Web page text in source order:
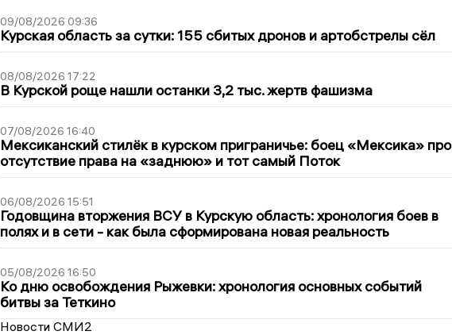
09/08/2026 09:36
Курская область за сутки: 155 сбитых дронов и артобстрелы сёл
08/08/2026 17:22
В Курской роще нашли останки 3,2 тыс. жертв фашизма
07/08/2026 16:40
Мексиканский стилёк в курском приграничье: боец «Мексика» про
отсутствие права на «заднюю» и тот самый Поток
06/08/2026 15:51
Годовщина вторжения ВСУ в Курскую область: хронология боев в
полях и в сети - как была сформирована новая реальность
05/08/2026 16:50
Ко дню освобождения Рыжевки: хронология основных событий
битвы за Теткино
Новости СМИ2